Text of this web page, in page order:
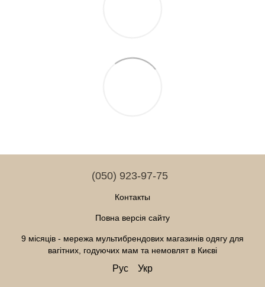
(050) 923-97-75
Контакты
Повна версія сайту
9 місяців - мережа мультибрендових магазинів одягу для
вагітних, годуючих мам та немовлят в Києві
Рус Укр